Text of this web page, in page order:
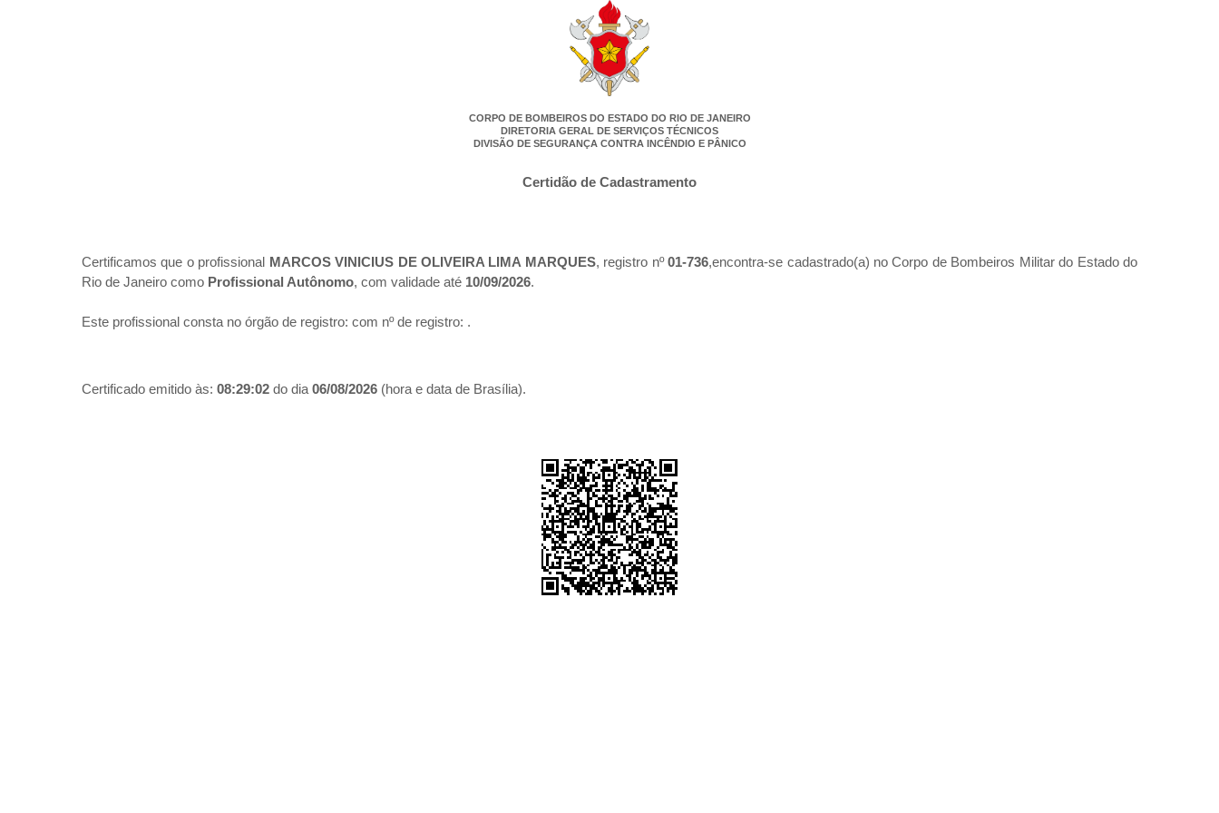
CORPO DE BOMBEIROS DO ESTADO DO RIO DE JANEIRO
DIRETORIA GERAL DE SERVIÇOS TÉCNICOS
DIVISÃO DE SEGURANÇA CONTRA INCÊNDIO E PÂNICO
Certidão de Cadastramento
Certificamos que o profissional MARCOS VINICIUS DE OLIVEIRA LIMA MARQUES, registro nº01-736,encontra-se cadastrado(a) no Corpo de Bombeiros Militar do Estado do
Rio de Janeiro como Profissional Autônomo, com validade até 10/09/2026.
Este profissional consta no órgão de registro: com nº de registro: .
Certificado emitido às: 08:29:02 do dia 06/08/2026 (hora e data de Brasília).